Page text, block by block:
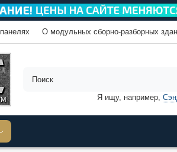
О модульных сборно-разборных
Я ищу, например,